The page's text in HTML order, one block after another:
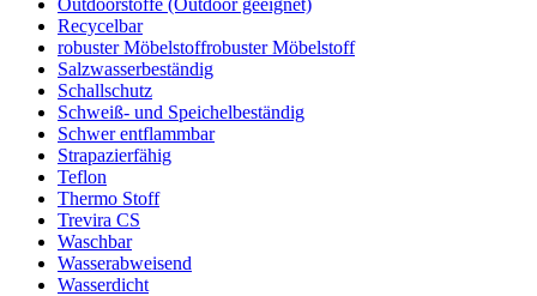
Recycelbar
robuster Möbelstoffrobuster Möbelstoff
Salzwasserbeständig
Schallschutz
Schweiß- und Speichelbeständig
Schwer entflammbar
Strapazierfähig
Teflon
Thermo Stoff
Trevira CS
Waschbar
Wasserabweisend
Wasserdicht